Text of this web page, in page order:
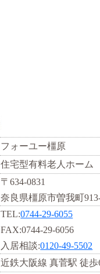
フォーユー橿原
住宅型有料老人ホーム
〒634-0831
奈良県橿原市曽我町
TEL:0744-29-6055
FAX:0744-29-6056
入居相談:0120-49-5502
近鉄大阪線 真菅駅 徒歩